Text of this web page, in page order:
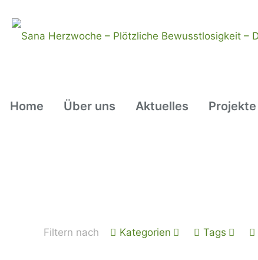
Home Über uns Aktuelles Projekte
Filtern nach Kategorien Tags